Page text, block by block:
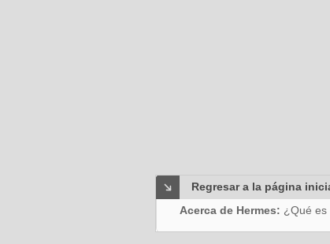
Regresar a la página
Acerca de Hermes: ¿Qué es